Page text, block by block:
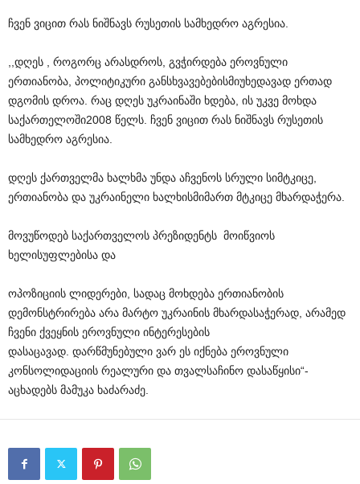
ჩვენ ვიცით რას ნიშნავს რუსეთის სამხედრო აგრესია.
,,დღეს , როგორც არასდროს, გვჭირდება ეროვნული
ერთიანობა, პოლიტიკური განსხვავებებისმიუხედავად ერთად
დგომის დროა. რაც დღეს უკრაინაში ხდება, ის უკვე მოხდა
საქართელოში2008 წელს. ჩვენ ვიცით რას ნიშნავს რუსეთის
სამხედრო აგრესია.
დღეს ქართველმა ხალხმა უნდა აჩვენოს სრული სიმტკიცე,
ერთიანობა და უკრაინელი ხალხისმიმართ მტკიცე მხარდაჭერა.
მოვუწოდებ საქართველოს პრეზიდენტს მოიწვიოს
ხელისუფლებისა და
ოპოზიციის ლიდერები, სადაც მოხდება ერთიანობის
დემონსტრირება არა მარტო უკრაინის მხარდასაჭერად, არამედ
ჩვენი ქვეყნის ეროვნული ინტერესების
დასაცავად. დარწმუნებული ვარ ეს იქნება ეროვნული
კონსოლიდაციის რეალური და თვალსაჩინო დასაწყისი“-
აცხადებს მამუკა ხაძარაძე.